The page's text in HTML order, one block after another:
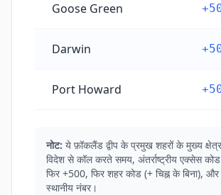
Goose Green
Darwin
Port Howard
नोट: ये फ़ॉकलैंड द्वीप के प्रमुख शहरों के मुख्य
विदेश से कॉल करते समय, अंतर्राष्ट्रीय एक्सेस
फिर +500, फिर शहर कोड (+ चिह्न के बिना),
स्थानीय नंबर।